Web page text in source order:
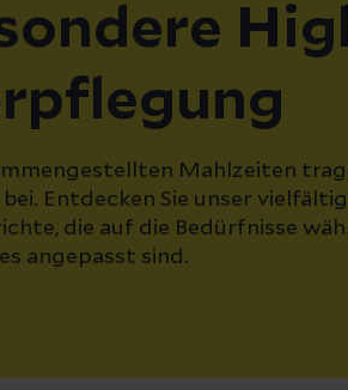
Mahlzeiten
Entdecken Sie unser
die auf die Bedürfnisse
angepasst sind.